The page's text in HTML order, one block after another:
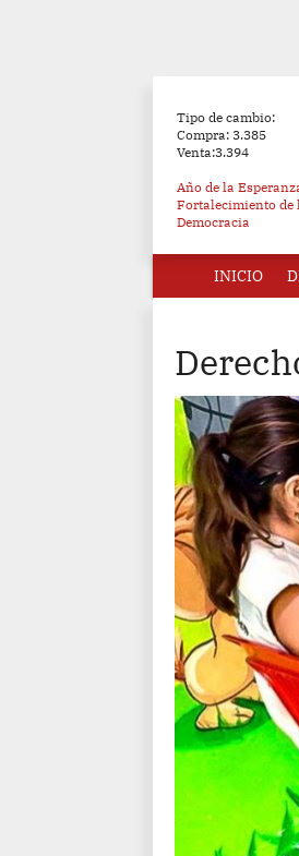
Tipo de cambio:
Compra: 3.385
Venta:3.394
Año de la
Fortalecimiento de
Democracia
INICIO